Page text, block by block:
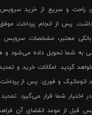
راحت و سریع از خرید
پس از انجام پرداخت
بانکی معتبر، مشخصات سرویس
به شما تحویل داده می‌شود و
گردید. امکانات خرید و
و فوری: پس از پرداخت،
اختیار شما قرار می‌گیرد.
قبل از موعد انقضای آن